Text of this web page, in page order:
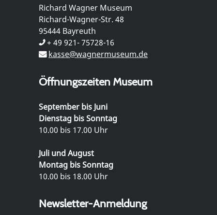
Richard Wagner Museum
Richard-Wagner-Str. 48
95444 Bayreuth
+ 49 921- 75728-16
kasse@wagnermuseum.de
Öffnungszeiten Museum
September bis Juni
Dienstag bis Sonntag
10.00 bis 17.00 Uhr
Juli und August
Montag bis Sonntag
10.00 bis 18.00 Uhr
Newsletter-Anmeldung